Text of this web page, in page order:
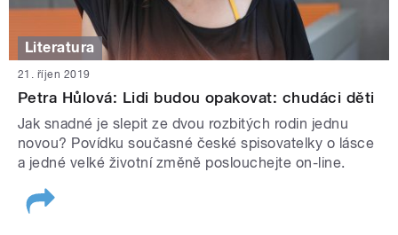
Literatura
21. říjen 2019
Petra Hůlová: Lidi budou opakovat: chudáci děti
Jak snadné je slepit ze dvou rozbitých rodin jednu
novou? Povídku současné české spisovatelky o lásce
a jedné velké životní změně poslouchejte on-line.